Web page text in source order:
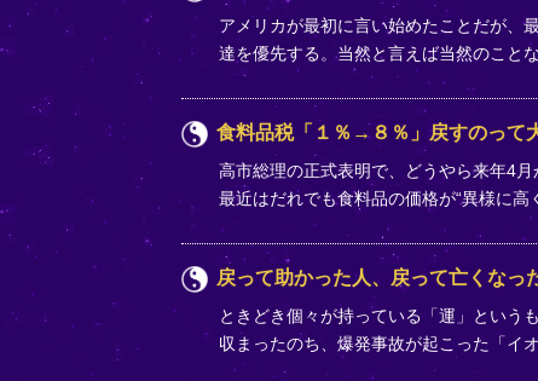
アメリカが最初に言い始めたことだが、
達を優先する。当然と言えば当然のこと
食料品税「１％→８％」戻すのって
高市総理の正式表明で、どうやら来年4
最近はだれでも食料品の価格が“異様に高
戻って助かった人、戻って亡くなっ
ときどき個々が持っている「運」という
収まったのち、爆発事故が起こった「イ